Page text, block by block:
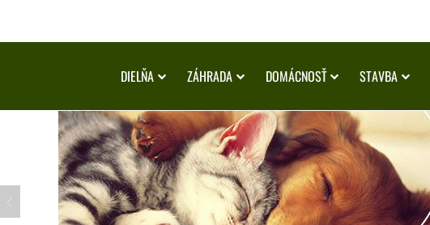
DIELŇA ZÁHRADA DOMÁCNOSŤ STAVBA